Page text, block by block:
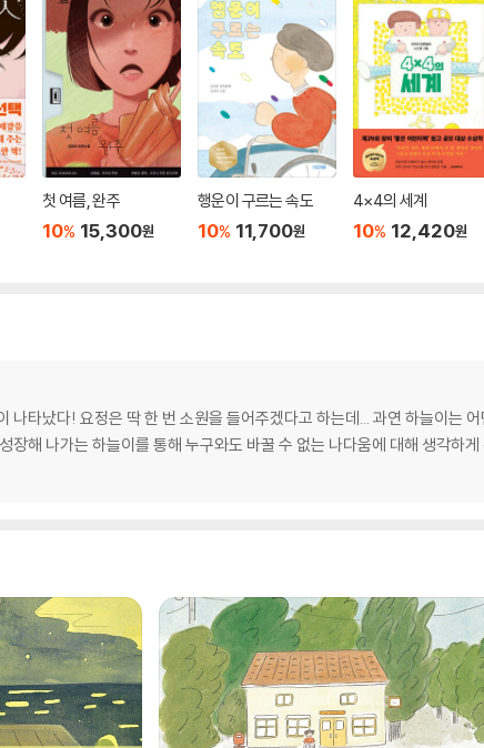
첫 여름, 완주
10% 15,300원
행운이 구르는 속도
10% 11,700원
4×4의 세계
10% 12,420원
나타났다! 요정은 딱 한 번 소원을 들어주겠다고 하는데... 과연 하늘이는
장해 나가는 하늘이를 통해 누구와도 바꿀 수 없는 나다움에 대해 생각하게